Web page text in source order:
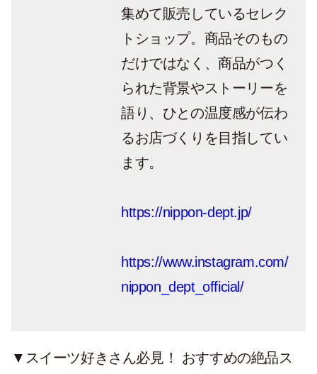
集めて販売しているセレク
トショップ。商品そのもの
だけではなく、商品がつく
られた背景やストーリーを
語り、ひとの温度感が伝わ
るお店づくりを目指してい
ます。
https://nippon-dept.jp/
https://www.instagram.com/
nippon_dept_official/
▼スイーツ好きさん必見！ おすすめの絶品ス